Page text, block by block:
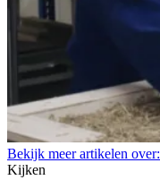
Bekijk meer artikelen over:
Kijken